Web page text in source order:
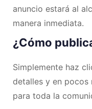
anuncio estará al
manera inmediata.
¿Cómo
Simplemente haz
detalles y en pocos
para toda la